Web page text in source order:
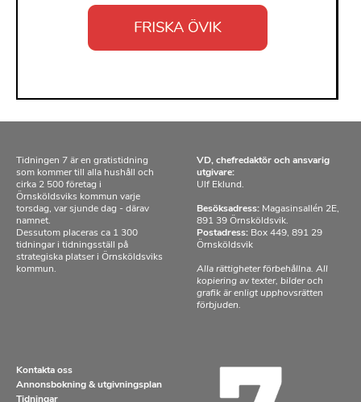
Tidningen 7 är en gratistidning
som kommer till alla hushåll och
cirka 2 500 företag i
Örnsköldsviks kommun varje
torsdag, var sjunde dag - därav
namnet.
Dessutom placeras ca 1 300
tidningar i tidningsställ på
strategiska platser i Örnsköldsviks
kommun.
VD, chefredaktör och ansvarig
utgivare:
Ulf Eklund.
Besöksadress: Magasinsallén 2E,
891 39 Örnsköldsvik.
Postadress: Box 449, 891 29
Örnsköldsvik
Alla rättigheter förbehållna. All
kopiering av texter, bilder och
grafik är enligt upphovsrätten
förbjuden.
Kontakta oss
Annonsbokning & utgivningsplan
Tidningar